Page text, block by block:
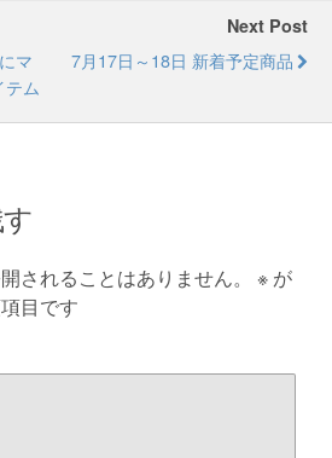
マ
ム
Next Post
7月17日～18日 新着予定商品
されることはありません。 ※ が
目です